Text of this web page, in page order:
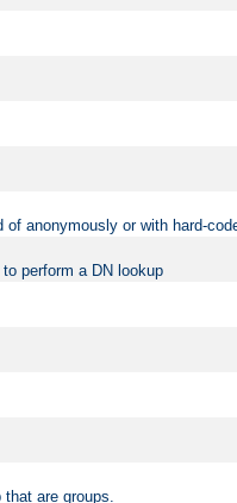
anonymously or with hard-
perform a DN lookup
are groups.